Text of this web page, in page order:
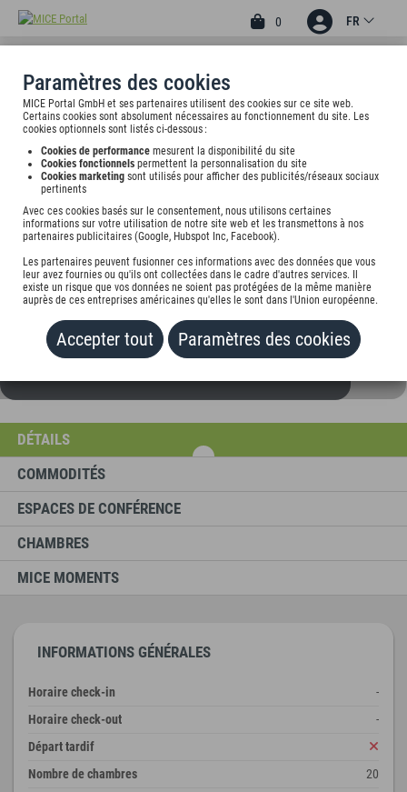
Paramètres des cookies
MICE Portal GmbH et ses partenaires utilisent des cookies sur ce site web.
Certains cookies sont absolument nécessaires au fonctionnement du site. Les
cookies optionnels sont listés ci-dessous :
Cookies de performance mesurent la disponibilité du site
Cookies fonctionnels permettent la personnalisation du site
Cookies marketing sont utilisés pour afficher des publicités/réseaux sociaux
pertinents
Avec ces cookies basés sur le consentement, nous utilisons certaines
informations sur votre utilisation de notre site web et les transmettons à nos
partenaires publicitaires (Google, Hubspot Inc, Facebook).
Les partenaires peuvent fusionner ces informations avec des données que vous
leur avez fournies ou qu'ils ont collectées dans le cadre d'autres services. Il
existe un risque que vos données ne soient pas protégées de la même manière
auprès de ces entreprises américaines qu'elles le sont dans l'Union européenne.
Accepter tout Paramètres des cookies
0 FR
3
HOTEL BUSCHHAUSEN
Adenauerallee 215, 52066 Aachen, undefined
AJOUTER AU PORTEFEUILLE
DÉTAILS
COMMODITÉS
ESPACES DE CONFÉRENCE
CHAMBRES
MICE MOMENTS
INFORMATIONS GÉNÉRALES
Horaire check-in
-
Horaire check-out
-
Départ tardif
Nombre de chambres
20